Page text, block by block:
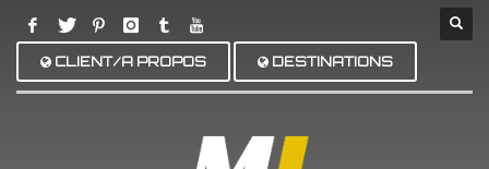
CLIENT/A PROPOS DESTINATIONS